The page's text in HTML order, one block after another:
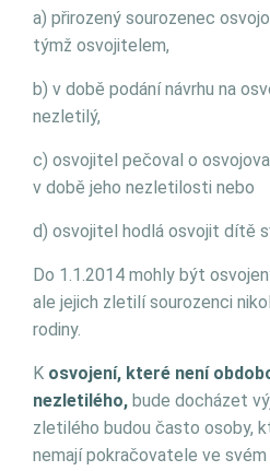
a) přirozený sourozenec
týmž osvojitelem,
b) v době podání návrhu na
nezletilý,
c) osvojitel pečoval o
v době jeho nezletilosti nebo
d) osvojitel hodlá osvojit dítě
Do 1.1.2014 mohly být
ale jejich zletilí sourozenci
rodiny.
K osvojení, které není
nezletilého, bude docházet
zletilého budou často osoby,
nemají pokračovatele ve